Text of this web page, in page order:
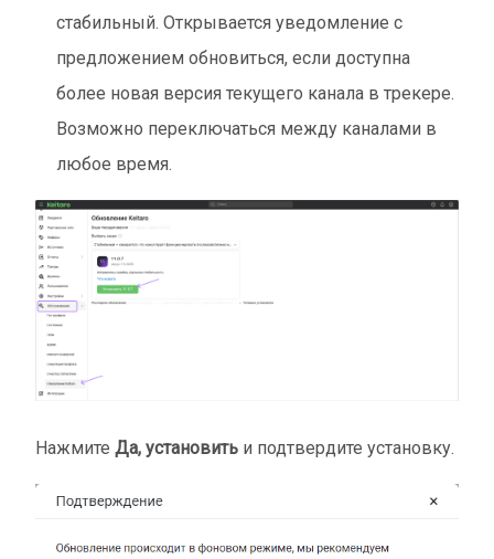
стабильный. Открывается уведомление с
предложением обновиться, если доступна
более новая версия текущего канала в трекере.
Возможно переключаться между каналами в
любое время.
Нажмите Да, установить и подтвердите установку.